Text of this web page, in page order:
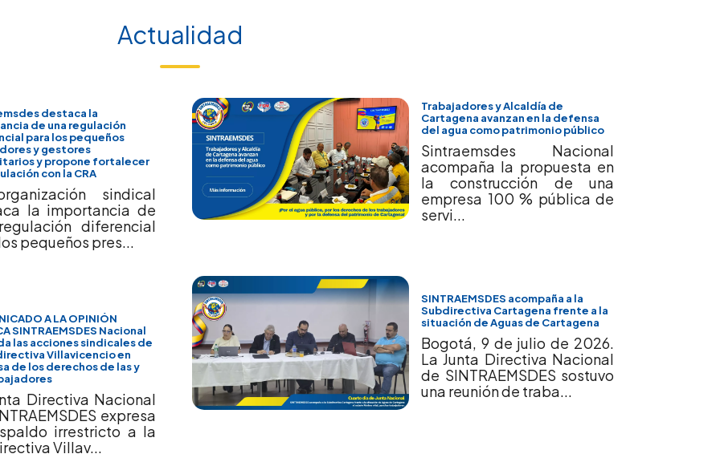
Actualidad
destaca la
de una regulación
para los pequeños
y gestores
y propone fortalecer
con la CRA
sindical
la importancia de
diferencial
pequeños pres...
Trabajadores y Alcaldía de
Cartagena avanzan en la defensa
del agua como patrimonio público
Sintraemsdes Nacional
acompaña la propuesta en
la construcción de una
empresa 100 % pública de
servi...
A LA OPINIÓN
SINTRAEMSDES Nacional
las acciones sindicales de
Villavicencio en
de los derechos de las y
Directiva Nacional
expresa
irrestricto a la
Villav...
SINTRAEMSDES acompaña a la
Subdirectiva Cartagena frente a la
situación de Aguas de Cartagena
Bogotá, 9 de julio de 2026.
La Junta Directiva Nacional
de SINTRAEMSDES sostuvo
una reunión de traba...